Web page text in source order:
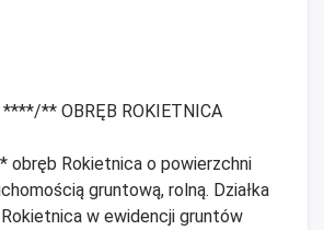
** OBRĘB ROKIETNICA
obręb Rokietnica o powierzchni
gruntową, rolną. Działka
w ewidencji gruntów